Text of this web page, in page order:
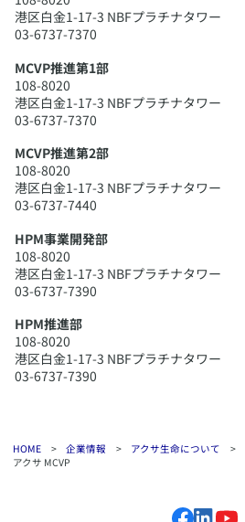
港区白金1-17-3 NBFプラチナタワー
03-6737-7370
MCVP推進第1部
108-8020
港区白金1-17-3 NBFプラチナタワー
03-6737-7370
MCVP推進第2部
108-8020
港区白金1-17-3 NBFプラチナタワー
03-6737-7440
HPM事業開発部
108-8020
港区白金1-17-3 NBFプラチナタワー
03-6737-7390
HPM推進部
108-8020
港区白金1-17-3 NBFプラチナタワー
03-6737-7390
HOME > 企業情報 > アクサ生命について >
アクサ MCVP